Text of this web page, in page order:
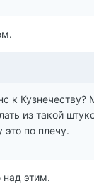
к Кузнечеству?
из такой
по плечу.
этим.